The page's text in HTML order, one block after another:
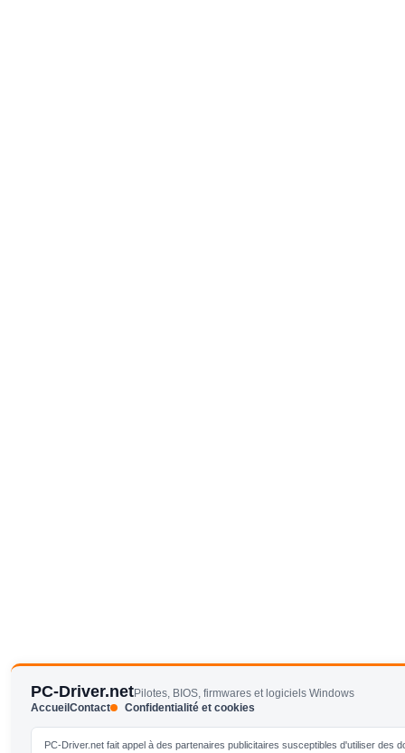
PC-Driver.netPilotes, BIOS, firmwares et logiciels Windows
AccueilContact Confidentialité et cookies
PC-Driver.net fait appel à des partenaires publicitaires susceptibles d'utiliser